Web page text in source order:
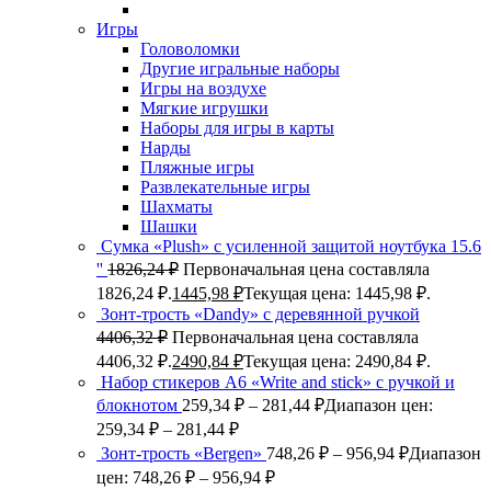
Игры
Головоломки
Другие игральные наборы
Игры на воздухе
Мягкие игрушки
Наборы для игры в карты
Нарды
Пляжные игры
Развлекательные игры
Шахматы
Шашки
Сумка «Plush» c усиленной защитой ноутбука 15.6
'' 1826,24₽ Первоначальная цена составляла
1826,24 ₽.1445,98 ₽Текущая цена: 1445,98 ₽.
Зонт-трость «Dandy» с деревянной ручкой
4406,32₽ Первоначальная цена составляла
4406,32 ₽.2490,84 ₽Текущая цена: 2490,84 ₽.
Набор стикеров А6 «Write and stick» с ручкой и
блокнотом 259,34 ₽ – 281,44 ₽Диапазон цен:
259,34 ₽ – 281,44 ₽
Зонт-трость «Bergen» 748,26 ₽ – 956,94 ₽Диапазон
цен: 748,26 ₽ – 956,94 ₽